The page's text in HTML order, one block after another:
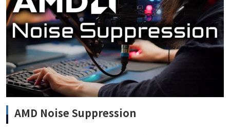
AMD Noise Suppression